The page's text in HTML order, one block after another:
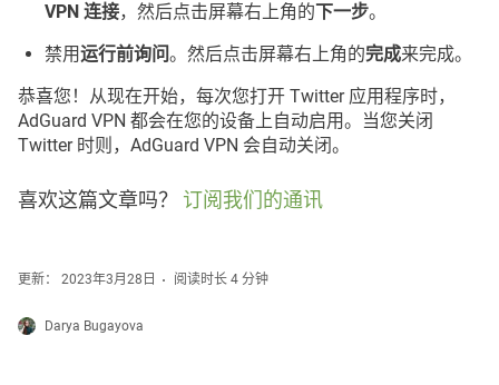
VPN 连接，然后点击屏幕右上角的下一步。
禁用运行前询问。然后点击屏幕右上角的完成来完成。
恭喜您！从现在开始，每次您打开 Twitter 应用程序时，
AdGuard VPN 都会在您的设备上自动启用。当您关闭
Twitter 时则，AdGuard VPN 会自动关闭。
喜欢这篇文章吗？ 订阅我们的通讯
更新： 2023年3月28日 阅读时长 4 分钟
Darya Bugayova